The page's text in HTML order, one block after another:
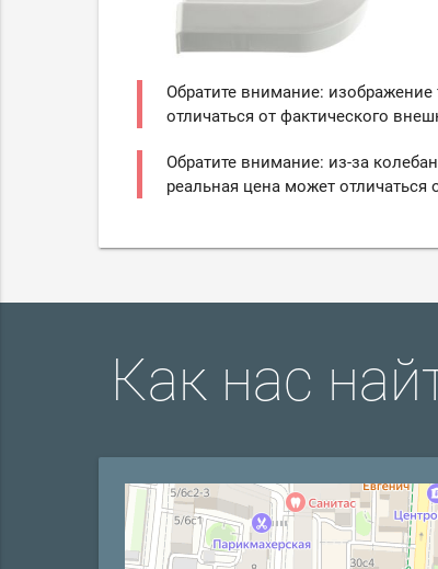
Обратите внимание: изображение
отличаться от фактического
Обратите внимание: из-за
реальная цена может отличаться
Как нас